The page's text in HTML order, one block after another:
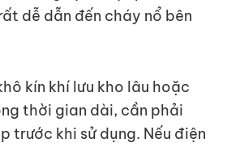
dễ dẫn đến cháy nổ bên
kín khí lưu kho lâu hoặc
thời gian dài, cần phải
trước khi sử dụng. Nếu điện